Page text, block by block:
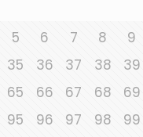
5 6 7 8 9
35 36 37 38 39
65 66 67 68 69
95 96 97 98 99